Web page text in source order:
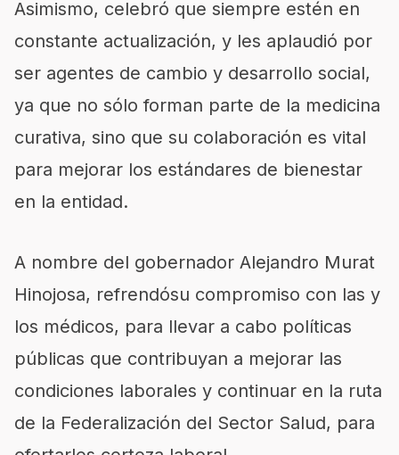
Asimismo, celebró que siempre estén en
constante actualización, y les aplaudió por
ser agentes de cambio y desarrollo social,
ya que no sólo forman parte de la medicina
curativa, sino que su colaboración es vital
para mejorar los estándares de bienestar
en la entidad.
A nombre del gobernador Alejandro Murat
Hinojosa, refrendósu compromiso con las y
los médicos, para llevar a cabo políticas
públicas que contribuyan a mejorar las
condiciones laborales y continuar en la ruta
de la Federalización del Sector Salud, para